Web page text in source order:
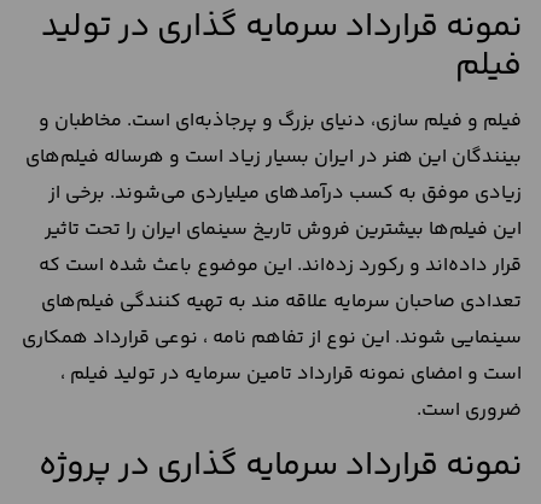
نمونه قرارداد سرمایه گذاری در تولید
فیلم
فیلم و فیلم سازی، دنیای بزرگ و پرجاذبه‌ای است. مخاطبان و
بینندگان این هنر در ایران بسیار زیاد است و هرساله فیلم‌های
زیادی موفق به کسب درآمد‌های میلیاردی می‌شوند. برخی از
این فیلم‌ها بیشترین فروش تاریخ سینمای ایران را تحت تاثیر
قرار داده‌اند و رکورد زده‌اند. این موضوع باعث شده است که
تعدادی صاحبان سرمایه علاقه مند به تهیه کنندگی فیلم‌های
سینمایی شوند. این نوع از تفاهم نامه ، نوعی قرارداد همكاري
است و امضای نمونه قرارداد تامین سرمایه در تولید فیلم ،
ضروری است.
نمونه قرارداد سرمایه گذاری در پروژه